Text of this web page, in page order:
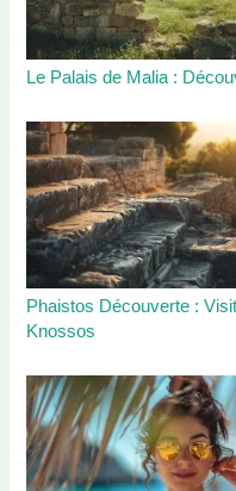
Le Palais de Malia :
Phaistos Découverte :
Knossos